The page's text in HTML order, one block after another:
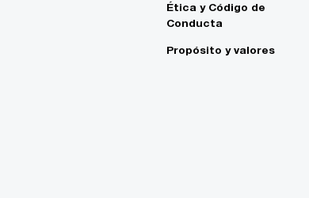
Ética y Código de
Conducta
Propósito y valores